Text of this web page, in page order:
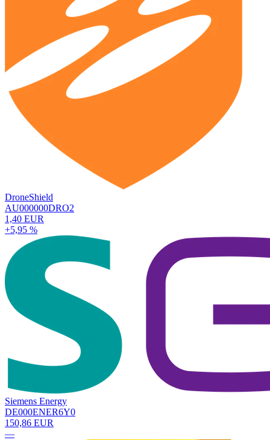
DroneShield
AU000000DRO2
1,40 EUR
+5,95 %
Siemens Energy
DE000ENER6Y0
150,86 EUR
—